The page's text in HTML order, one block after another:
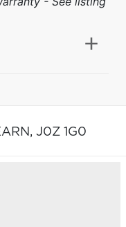
J0Z 1G0